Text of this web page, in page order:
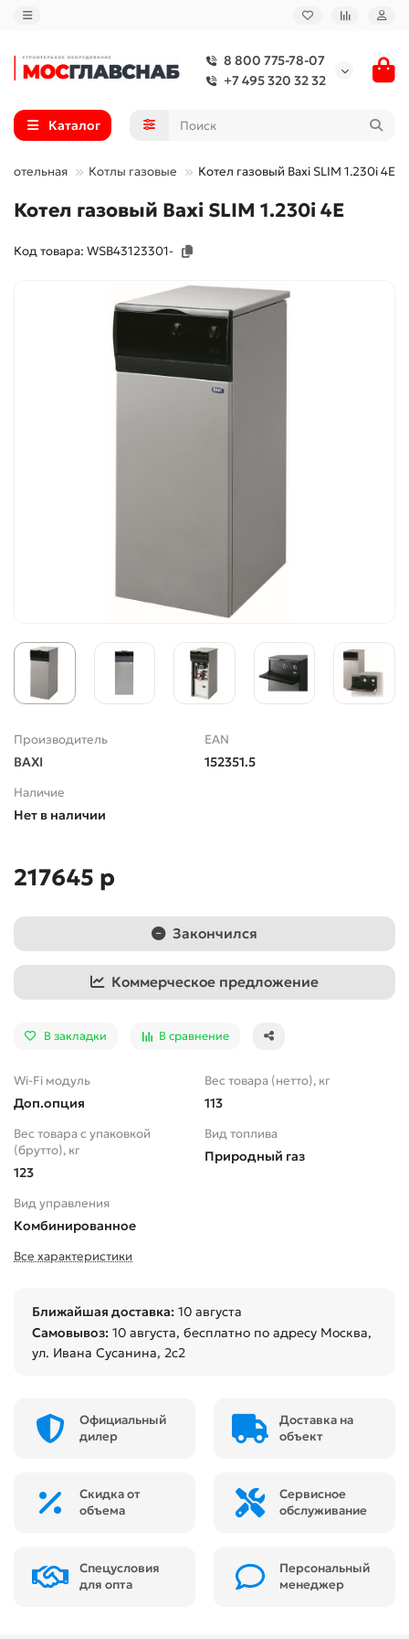
8 800 775-78-07
+7 495 320 32 32
Каталог
Котельная Котлы газовые Котел газовый Baxi SLIM 1.230i 4E
Котел газовый Baxi SLIM 1.230i 4E
Код товара: WSB43123301-
Производитель
BAXI
EAN
152351.5
Наличие
Нет в наличии
217645 р
Закончился
Коммерческое предложение
В закладки В сравнение
Wi-Fi модуль
Доп.опция
Вес товара (нетто), кг
113
Вес товара с упаковкой
(брутто), кг
123
Вид топлива
Природный газ
Вид управления
Комбинированное
Все характеристики
Ближайшая доставка: 10 августа
Самовывоз: 10 августа, бесплатно по адресу Москва,
ул. Ивана Сусанина, 2с2
Официальный
дилер
Доставка на
объект
Скидка от
объема
Сервисное
обслуживание
Спецусловия
для опта
Персональный
менеджер